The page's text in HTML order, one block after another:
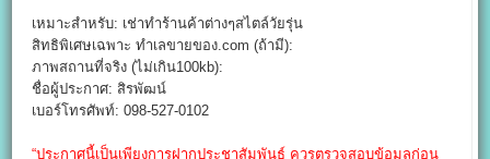
เหมาะสำหรับ: เช่าทำร้านค้าต่างๆสไตล์วัยรุ่น
สิทธิพิเศษเฉพาะ ทำเลขายของ.com (ถ้ามี):
ภาพสถานที่จริง (ไม่เกิน100kb):
ชื่อผู้ประกาศ: สิรพัฒน์
เบอร์โทรศัพท์: 098-527-0102
“ประกาศนี้เป็นเพียงการฝากประชาสัมพันธ์ ควรตรวจสอบข้อมูลก่อน